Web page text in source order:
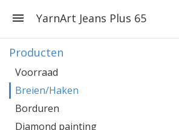
YarnArt Jeans Plus 65
Producten
Voorraad
Breien/Haken
Borduren
Diamond painting